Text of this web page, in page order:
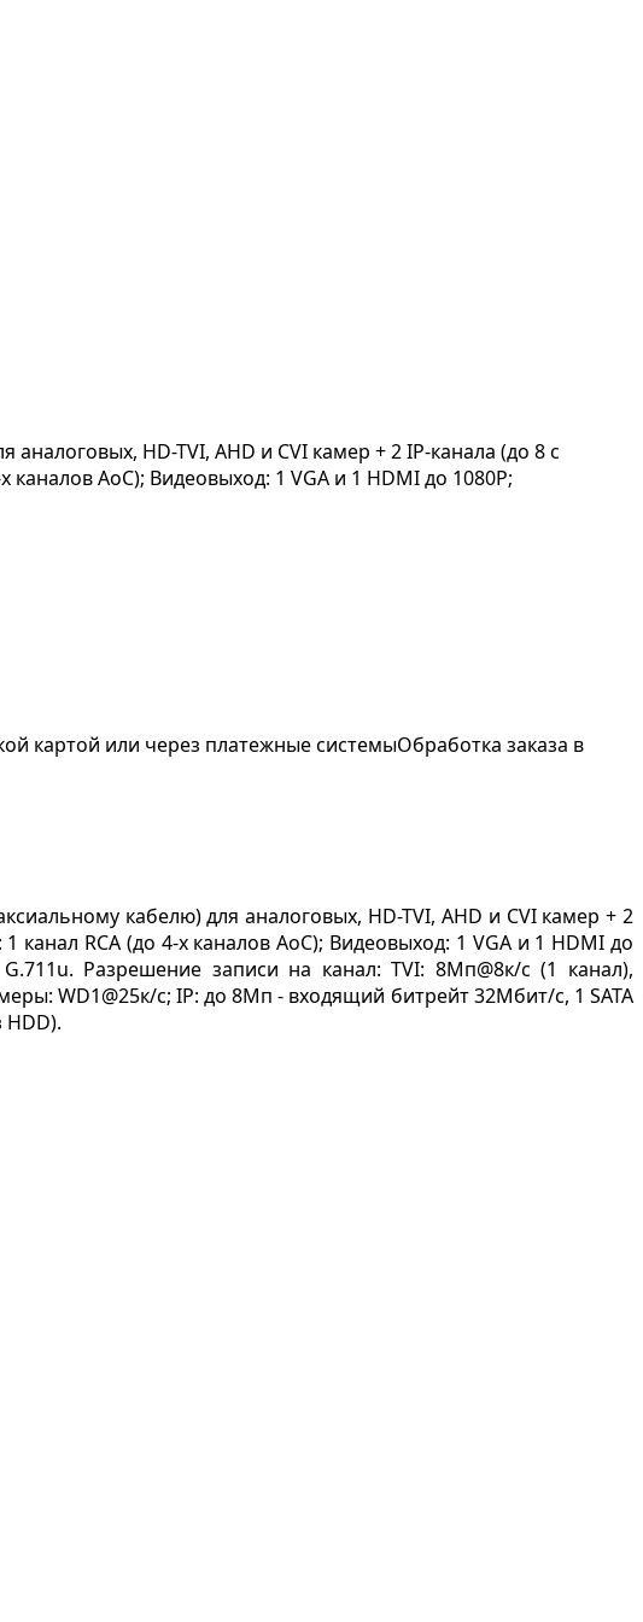
HD-TVI, AHD и CVI камер + 2 IP-канала (до 8 с
AoC); Видеовыход: 1 VGA и 1 HDMI до 1080Р;
картой или через платежные системыОбработка заказа в
кабелю) для аналоговых, HD-TVI, AHD и CVI камер + 2
RCA (до 4-х каналов AoC); Видеовыход: 1 VGA и 1 HDMI до
Разрешение записи на канал: TVI: 8Мп@8к/с (1 канал),
WD1@25к/с; IP: до 8Мп - входящий битрейт 32Мбит/с, 1 SATA
HDD).